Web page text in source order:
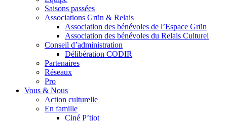
Saisons passées
Associations Grün & Relais
Association des bénévoles de l’Espace Grün
Association des bénévoles du Relais Culturel
Conseil d’administration
Délibération CODIR
Partenaires
Réseaux
Pro
Vous & Nous
Action culturelle
En famille
Ciné P’tiot